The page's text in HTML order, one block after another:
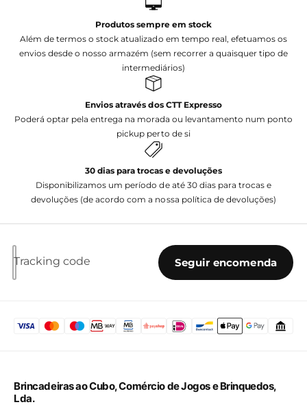
Produtos sempre em stock
Além de termos o stock atualizado em tempo real, efetuamos os
envios desde o nosso armazém (sem recorrer a quaisquer tipo de
intermediários)
Envios através dos CTT Expresso
Poderá optar pela entrega na morada ou levantamento num ponto
pickup perto de si
30 dias para trocas e devoluções
Disponibilizamos um período de até 30 dias para trocas e
devoluções (de acordo com a nossa política de devoluções)
Tracking code Seguir encomenda
Brincadeiras ao Cubo, Comércio de Jogos e Brinquedos,
Lda.